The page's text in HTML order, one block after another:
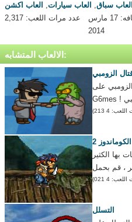
العاب سباق, العاب سيارات, العاب اكشن
عدد مرات اللعب: 2,317
تاريخ الاضافه: 17 مارس
2014
الالعاب المتشابه:
الزومبي
على
الكوماندوز 2
بها الكثير
التسلل